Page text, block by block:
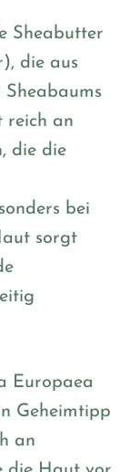
Sheabutter
die aus
Sheabaums
reich an
die die
bei
sorgt
Europaea
Geheimtipp
an